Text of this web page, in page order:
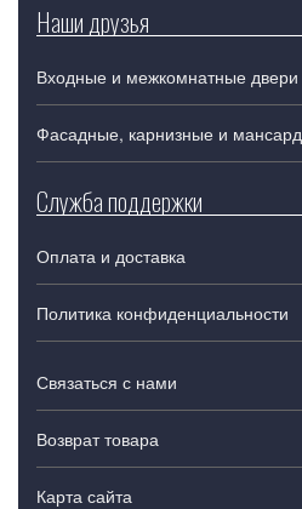
Наши друзья
Входные и межкомнатные двери
Фасадные, карнизные и
Служба поддержки
Оплата и доставка
Политика конфиденциальности
Связаться с нами
Возврат товара
Карта сайта